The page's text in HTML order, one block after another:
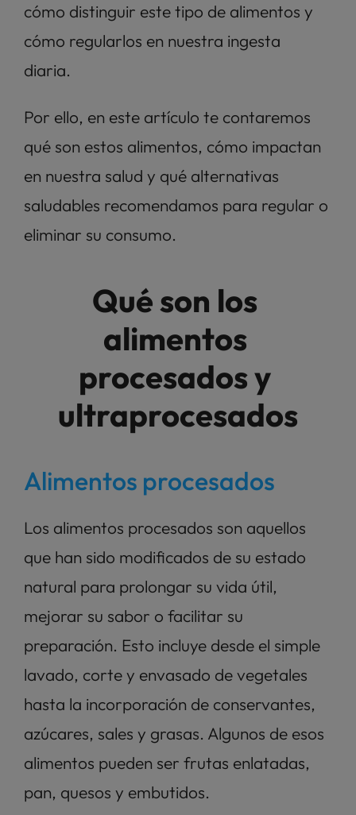
cómo distinguir este tipo de alimentos y
cómo regularlos en nuestra ingesta
diaria.
Por ello, en este artículo te contaremos
qué son estos alimentos, cómo impactan
en nuestra salud y qué alternativas
saludables recomendamos para regular o
eliminar su consumo.
Qué son los
alimentos
procesados y
ultraprocesados
Alimentos procesados
Los alimentos procesados son aquellos
que han sido modificados de su estado
natural para prolongar su vida útil,
mejorar su sabor o facilitar su
preparación. Esto incluye desde el simple
lavado, corte y envasado de vegetales
hasta la incorporación de conservantes,
azúcares, sales y grasas. Algunos de esos
alimentos pueden ser frutas enlatadas,
pan, quesos y embutidos.